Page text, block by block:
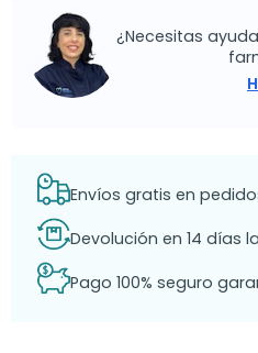
¿Necesitas
Envíos gratis en
Devolución en 14 días
Pago 100% seguro